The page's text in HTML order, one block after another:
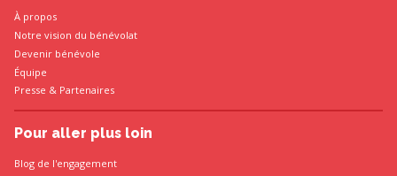
À propos
Notre vision du bénévolat
Devenir bénévole
Équipe
Presse & Partenaires
Pour aller plus loin
Blog de l'engagement